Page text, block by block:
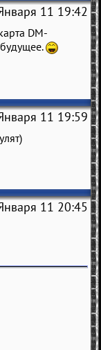
11 19:42
DM-
11 19:59
11 20:45